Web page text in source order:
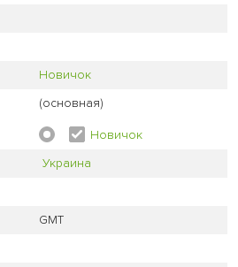
Новичок
(основная)
Новичок
Украина
GMT